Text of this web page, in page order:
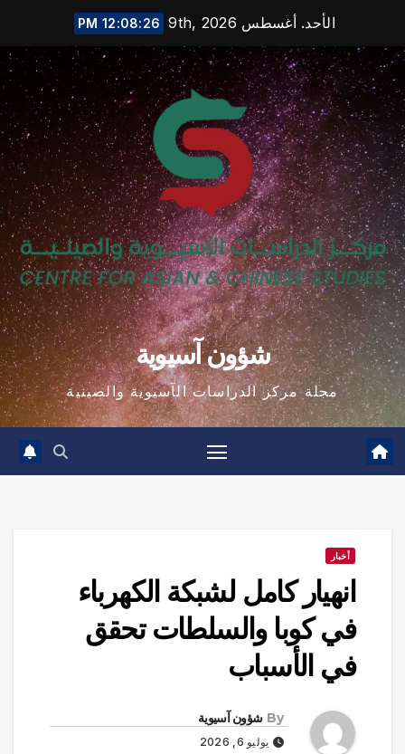
content
الأحد. أغسطس 9th, 2026 12:08:27 PM
شؤون آسيوية
مجلة مركز الدراسات الآسيوية والصينية
أخبار
انهيار كامل لشبكة الكهرباء
في كوبا والسلطات تحقق
في الأسباب
By شؤون آسيوية
يوليو 6, 2026